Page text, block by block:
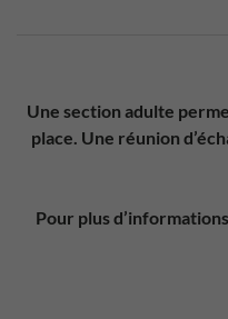
Une section adulte
place. Une réunion
Pour plus